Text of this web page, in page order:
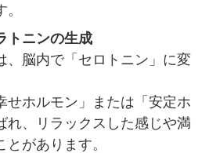
トニンの生成
、脳内で「セロトニン」に変
せホルモン」または「安定ホ
れ、リラックスした感じや満
があります。